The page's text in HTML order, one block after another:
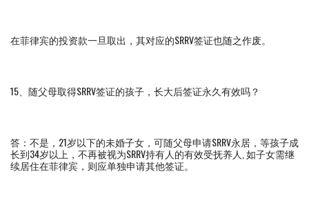
在菲律宾的投资款一旦取出，其对应的SRRV签证也随之作废。
15、随父母取得SRRV签证的孩子，长大后签证永久有效吗？
答：不是，21岁以下的未婚子女，可随父母申请SRRV永居，等孩子成
长到34岁以上，不再被视为SRRV持有人的有效受抚养人, 如子女需继
续居住在菲律宾，则应单独申请其他签证。